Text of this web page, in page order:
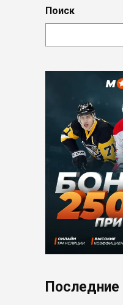
Поиск
Последние